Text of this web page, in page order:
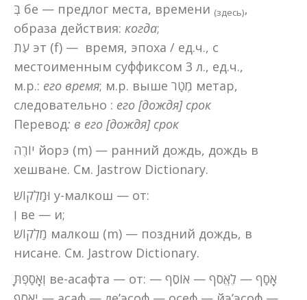
בְּ бе — предлог места, времени (здесь),
образа действия: когда;
עֵת эт (f) — время, эпоха / ед.ч., с
местоименным суффиксом 3 л., ед.ч.,
м.р.: его время; м.р. выше מְטַר метар,
следовательно : его [дождя] срок
Перевод: в его [дождя] срок
יוֹרֶה йорэ (m) — ранний дождь, дождь в
хешване. См. Jastrow Dictionary.
וּמַלְקוֹשׁ у-малкош — от:
וְ ве — и;
מַלְקוֹשׁ малкош (m) — поздний дождь, в
нисане. См. Jastrow Dictionary.
וְאָסַפְתָּ ве-асафта — от: אָסַף — לֶאֱסֹף — אוֹסֵף —